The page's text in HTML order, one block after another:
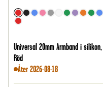
Universal 20mm Armband i silikon,
Röd
Åter 2026-08-18